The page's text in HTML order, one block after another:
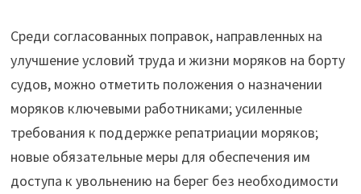
Среди согласованных поправок, направленных на
улучшение условий труда и жизни моряков на борту
судов, можно отметить положения о назначении
моряков ключевыми работниками; усиленные
требования к поддержке репатриации моряков;
новые обязательные меры для обеспечения им
доступа к увольнению на берег без необходимости